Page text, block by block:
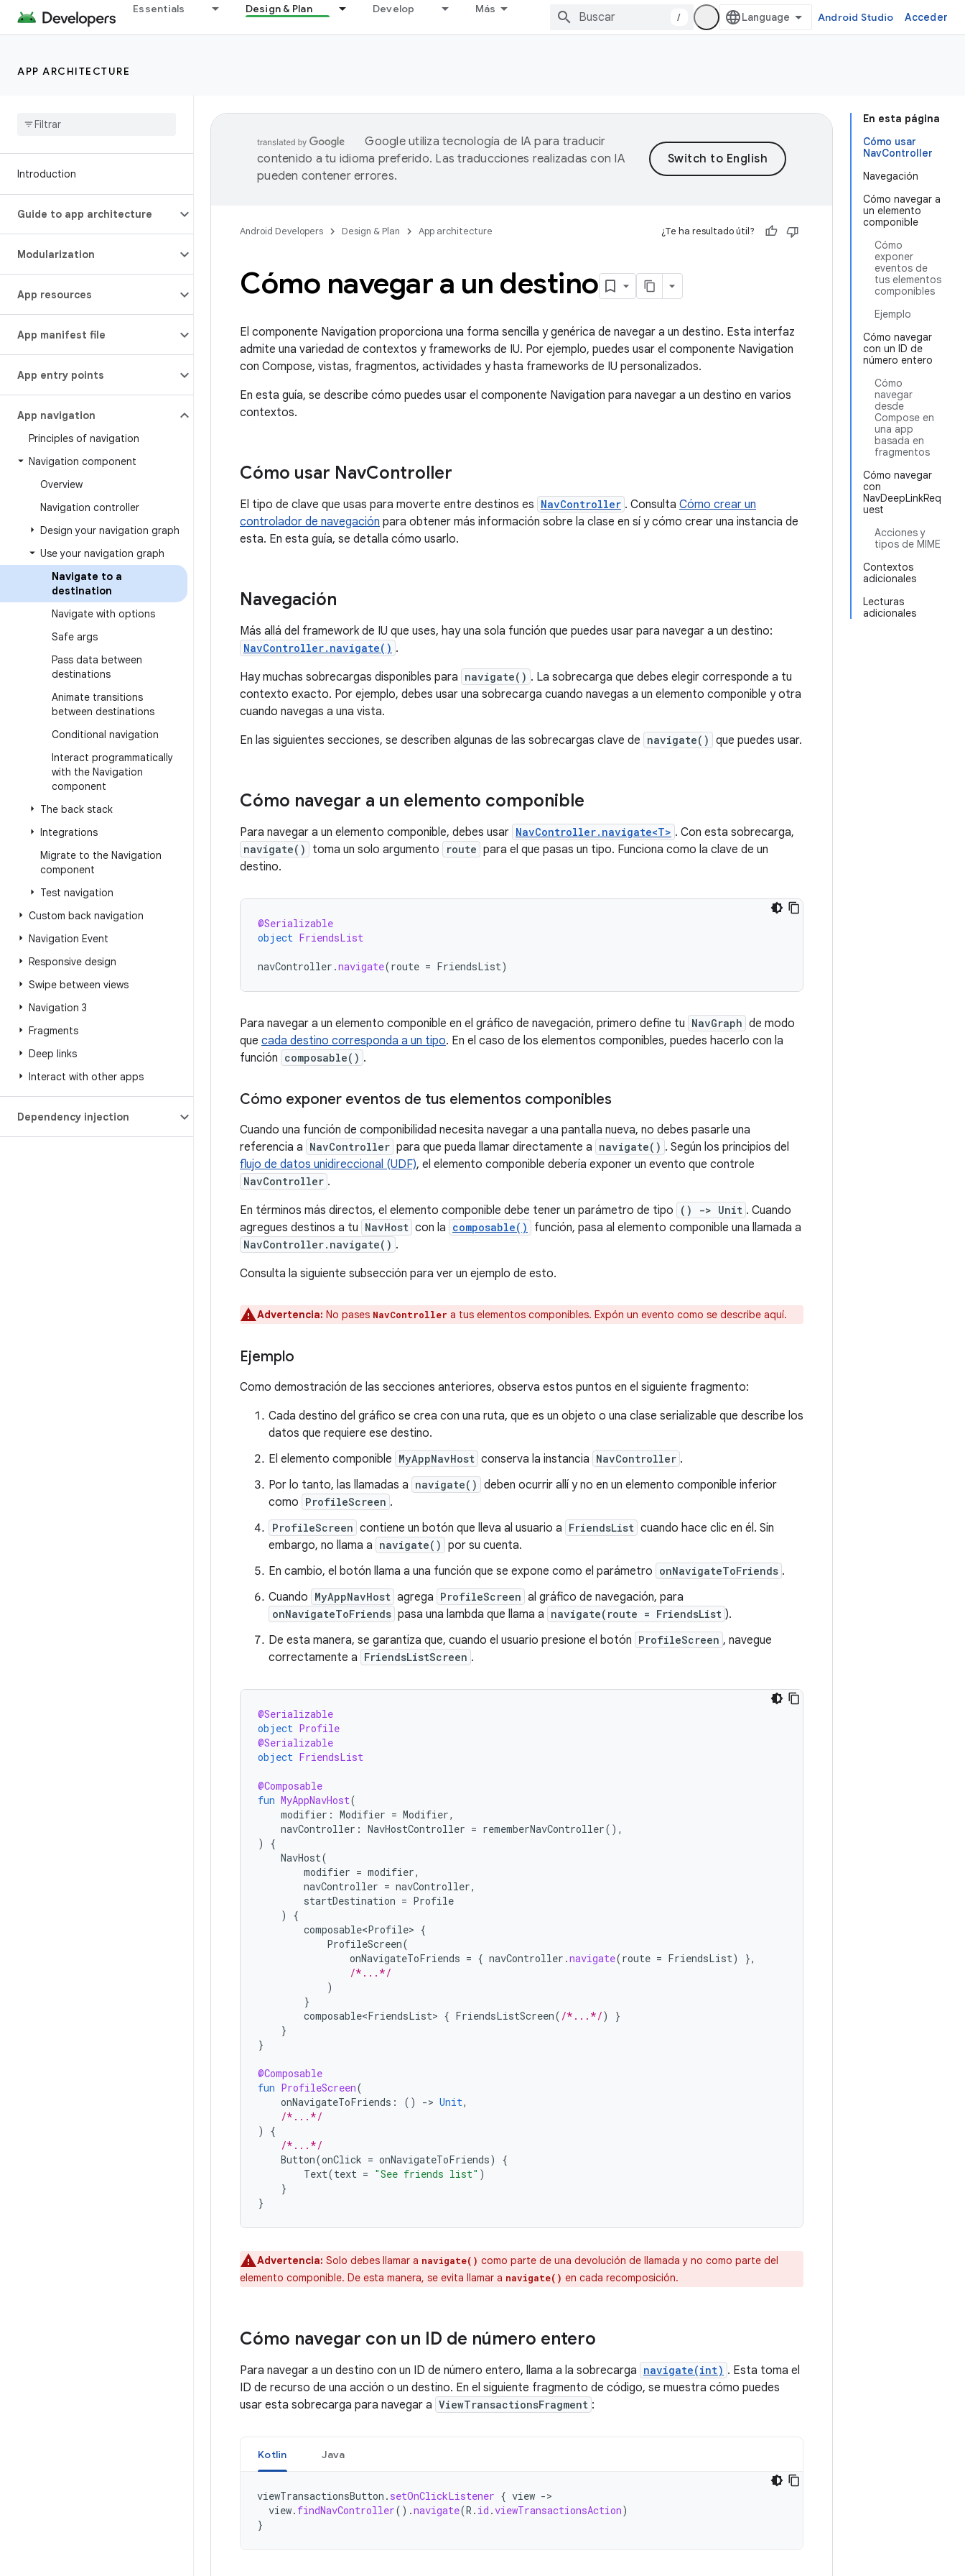
Essentials Design & Plan Develop Más
/ Android Studio Acceder
APP ARCHITECTURE
Introduction
Guide to app architecture
Modularization
App resources
App manifest file
App entry points
App navigation
Principles of navigation
Navigation component
Overview
Navigation controller
Design your navigation graph
Use your navigation graph
Navigate to a
destination
Navigate with options
Safe args
Pass data between
destinations
Animate transitions
between destinations
Conditional navigation
Interact programmatically
with the Navigation
component
The back stack
Integrations
Migrate to the Navigation
component
Test navigation
Custom back navigation
Navigation Event
Responsive design
Swipe between views
Navigation 3
Fragments
Deep links
Interact with other apps
Dependency injection
En esta página
Cómo usar
NavController
Navegación
Cómo navegar a
un elemento
componible
Cómo
exponer
eventos de
tus elementos
componibles
Ejemplo
Cómo navegar
con un ID de
número entero
Cómo
navegar
desde
Compose en
una app
basada en
fragmentos
Cómo navegar
con
NavDeepLinkReq
uest
Acciones y
tipos de MIME
Contextos
adicionales
Lecturas
adicionales
Google utiliza tecnología de IA para traducir
contenido a tu idioma preferido. Las traducciones realizadas con IA
pueden contener errores.
Android Developers Design & Plan App architecture ¿Te ha resultado útil?
Cómo navegar a un destino
El componente Navigation proporciona una forma sencilla y genérica de navegar a un destino. Esta interfaz
admite una variedad de contextos y frameworks de IU. Por ejemplo, puedes usar el componente Navigation
con Compose, vistas, fragmentos, actividades y hasta frameworks de IU personalizados.
En esta guía, se describe cómo puedes usar el componente Navigation para navegar a un destino en varios
contextos.
Cómo usar NavController
El tipo de clave que usas para moverte entre destinos es NavController . Consulta Cómo crear un
controlador de navegación para obtener más información sobre la clase en sí y cómo crear una instancia de
esta. En esta guía, se detalla cómo usarlo.
Navegación
Más allá del framework de IU que uses, hay una sola función que puedes usar para navegar a un destino:
NavController.navigate() .
Hay muchas sobrecargas disponibles para navigate() . La sobrecarga que debes elegir corresponde a tu
contexto exacto. Por ejemplo, debes usar una sobrecarga cuando navegas a un elemento componible y otra
cuando navegas a una vista.
En las siguientes secciones, se describen algunas de las sobrecargas clave de navigate() que puedes usar.
Cómo navegar a un elemento componible
Para navegar a un elemento componible, debes usar NavController.navigate<T> . Con esta sobrecarga,
navigate() toma un solo argumento route para el que pasas un tipo. Funciona como la clave de un
destino.
@Serializable
object FriendsList
navController .navigate(route = FriendsList)
Para navegar a un elemento componible en el gráfico de navegación, primero define tu NavGraph de modo
que cada destino corresponda a un tipo. En el caso de los elementos componibles, puedes hacerlo con la
función composable() .
Cómo exponer eventos de tus elementos componibles
Cuando una función de componibilidad necesita navegar a una pantalla nueva, no debes pasarle una
referencia a NavController para que pueda llamar directamente a navigate() . Según los principios del
flujo de datos unidireccional (UDF), el elemento componible debería exponer un evento que controle
NavController .
En términos más directos, el elemento componible debe tener un parámetro de tipo
() -> Unit . Cuando
agregues destinos a tu NavHost con la composable() función, pasa al elemento componible una llamada a
NavController.navigate() .
Consulta la siguiente subsección para ver un ejemplo de esto.
Advertencia: No pases NavController a tus elementos componibles. Expón un evento como se describe aquí.
Ejemplo
Como demostración de las secciones anteriores, observa estos puntos en el siguiente fragmento:
Cada destino del gráfico se crea con una ruta, que es un objeto o una clase serializable que describe los
datos que requiere ese destino.
El elemento componible MyAppNavHost conserva la instancia NavController .
Por lo tanto, las llamadas a navigate() deben ocurrir allí y no en un elemento componible inferior
como ProfileScreen .
ProfileScreen contiene un botón que lleva al usuario a FriendsList cuando hace clic en él. Sin
embargo, no llama a navigate() por su cuenta.
En cambio, el botón llama a una función que se expone como el parámetro onNavigateToFriends .
Cuando MyAppNavHost agrega ProfileScreen al gráfico de navegación, para
onNavigateToFriends pasa una lambda que llama a navigate(route = FriendsList ).
De esta manera, se garantiza que, cuando el usuario presione el botón ProfileScreen , navegue
correctamente a FriendsListScreen .
@Serializable
object Profile
@Serializable
object FriendsList
@Composable
fun MyAppNavHost(
modifier : Modifier = Modifier,
navController : NavHostController = rememberNavController(),
)
{
NavHost(
modifier = modifier,
navController = navController,
startDestination = Profile
)
{
composable<Profile> {
ProfileScreen(
onNavigateToFriends = { navController .navigate(route = FriendsList)
},
/*...*/
)
}
composable<FriendsList> { FriendsListScreen( /*...*/)
}
}
}
@Composable
fun ProfileScreen(
onNavigateToFriends : () -> Unit,
/*...*/
)
{
/*...*/
Button(onClick = onNavigateToFriends)
{
Text(text = "See friends list" )
}
}
Advertencia: Solo debes llamar a navigate() como parte de una devolución de llamada y no como parte del
elemento componible. De esta manera, se evita llamar a navigate() en cada recomposición.
Cómo navegar con un ID de número entero
Para navegar a un destino con un ID de número entero, llama a la sobrecarga navigate(int) . Esta toma el
ID de recurso de una acción o un destino. En el siguiente fragmento de código, se muestra cómo puedes
usar esta sobrecarga para navegar a ViewTransactionsFragment :
Kotlin Java
viewTransactionsButton . setOnClickListener { view -
view. findNavController().navigate(R . id .viewTransactionsAction)
}